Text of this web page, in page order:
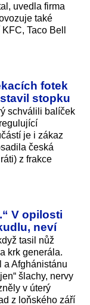
uvedla firma
také
Taco Bell
fotek
stopku
schválili balíček
je i zákaz
česká
z frakce
V opilosti
neví
tasil nůž
krk generála.
a Afghánistánu
šlachy, nervy
v úterý
z loňského září